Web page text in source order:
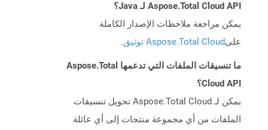
Aspose.Total Cloud API لـ Java؟
يمكن مراجعة ملاحظات الإصدار الكاملة
علىAspose.Total Cloud توثيق .
ما تنسيقات الملفات التي تدعمها Aspose.Total
Cloud API؟
يمكن لـ Aspose.Total Cloud تحويل تنسيقات
الملفات من أي مجموعة منتجات إلى أي عائلة